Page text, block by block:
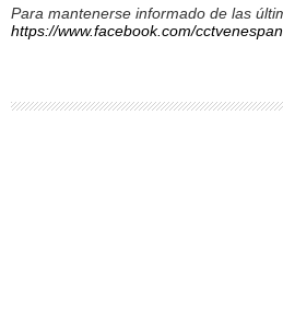
Para mantenerse informado de las
https://www.facebook.com/